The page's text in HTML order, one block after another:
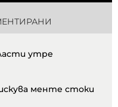
утре
менте стоки